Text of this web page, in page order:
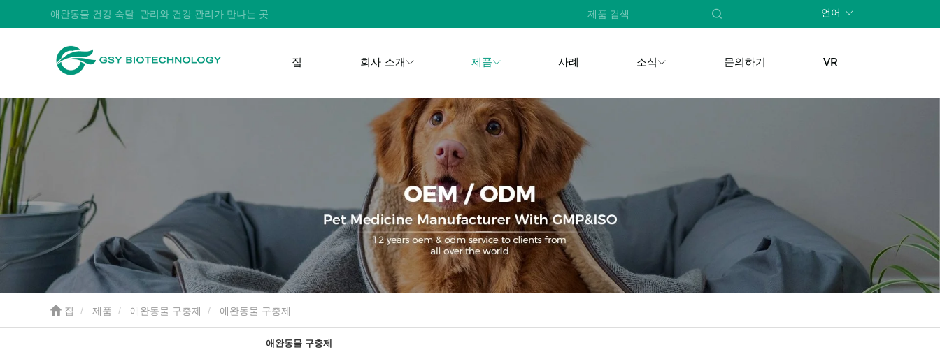
애완동물 건강 숙달: 관리와 건강 관리가 만나는 곳 언어
집 회사 소개 제품 사례 소식 문의하기 VR
집 제품 애완동물 구충제 애완동물 구충제
애완동물 구충제